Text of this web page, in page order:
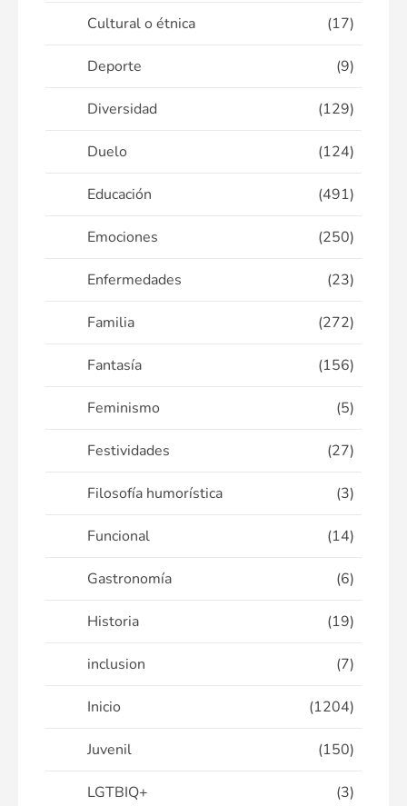
Cultural o étnica (17)
Deporte (9)
Diversidad (129)
Duelo (124)
Educación (491)
Emociones (250)
Enfermedades (23)
Familia (272)
Fantasía (156)
Feminismo (5)
Festividades (27)
Filosofía humorística (3)
Funcional (14)
Gastronomía (6)
Historia (19)
inclusion (7)
Inicio (1204)
Juvenil (150)
LGTBIQ+ (3)